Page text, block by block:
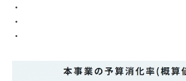
・
・
・